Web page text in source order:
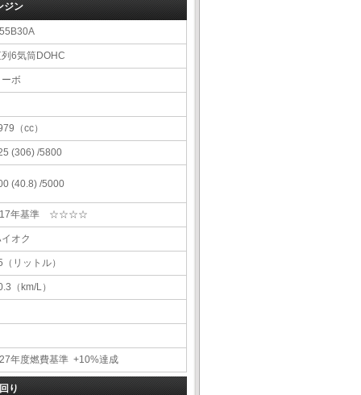
ジン
6気筒DOHC
ボ
（cc）
(306) /5800
(40.8) /5000
年基準 ☆☆☆☆
オク
（リットル）
（km/L）
年度燃費基準 +10%達成
り